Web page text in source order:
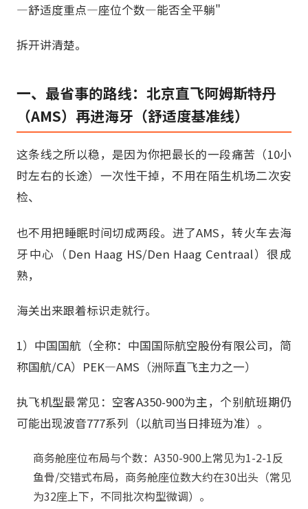
—舒适度重点—座位个数—能否全平躺"
拆开讲清楚。
一、最省事的路线：北京直飞阿姆斯特丹
（AMS）再进海牙（舒适度基准线）
这条线之所以稳，是因为你把最长的一段痛苦（10小
时左右的长途）一次性干掉，不用在陌生机场二次安
检、
也不用把睡眠时间切成两段。进了AMS，转火车去海
牙中心（Den Haag HS/Den Haag Centraal）很成
熟，
海关出来跟着标识走就行。
1）中国国航（全称：中国国际航空股份有限公司，简
称国航/CA）PEK—AMS（洲际直飞主力之一）
执飞机型最常见：空客A350-900为主，个别航班期仍
可能出现波音777系列（以航司当日排班为准）。
商务舱座位布局与个数：A350-900上常见为1-2-1反
鱼骨/交错式布局，商务舱座位数大约在30出头（常见
为32座上下，不同批次构型微调）。